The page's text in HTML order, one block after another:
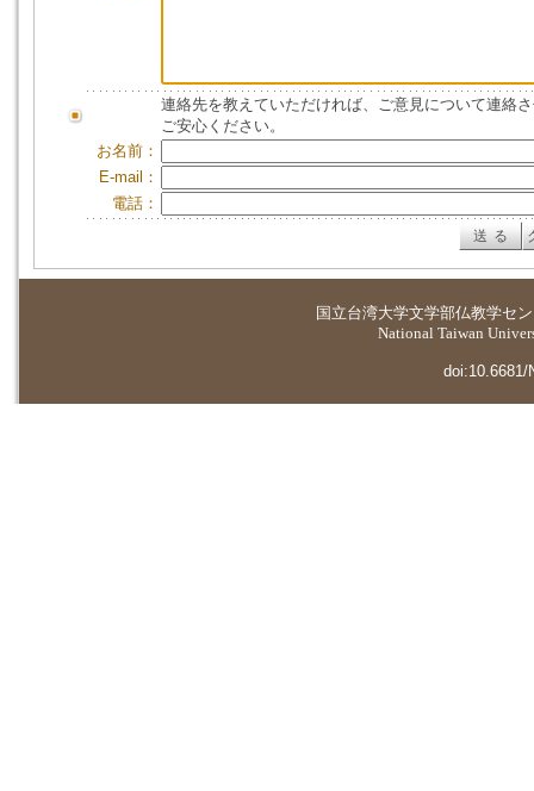
連絡先を教えていただければ、ご意見について連絡
ご安心ください。
お名前：
E-mail：
電話：
国立台湾大学文学部仏教学セ
National Taiwan
doi:10.6681/